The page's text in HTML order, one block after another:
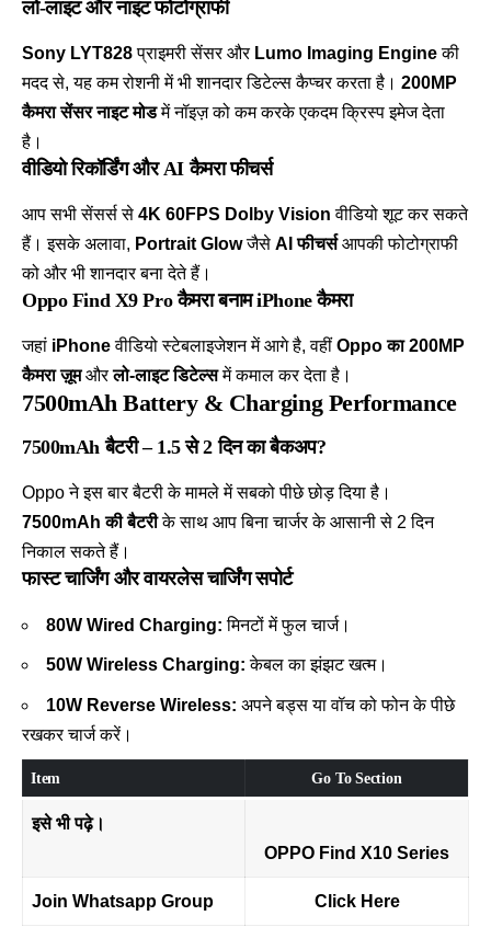
लो-लाइट और नाइट फोटोग्राफी
Sony LYT828प्राइमरी सेंसर और Lumo Imaging Engineकी
मदद से, यह कम रोशनी में भी शानदार डिटेल्स कैप्चर करता है। 200MP
कैमरा सेंसर नाइट मोडमें नॉइज़ को कम करके एकदम क्रिस्प इमेज देता
है।
वीडियो रिकॉर्डिंग और AI कैमरा फीचर्स
आप सभी सेंसर्स से 4K 60FPS Dolby Visionवीडियो शूट कर सकते
हैं। इसके अलावा, Portrait Glowजैसे AI फीचर्सआपकी फोटोग्राफी
को और भी शानदार बना देते हैं।
Oppo Find X9 Pro कैमरा बनाम iPhone कैमरा
जहां iPhoneवीडियो स्टेबलाइजेशन में आगे है, वहीं Oppo का 200MP
कैमरा ज़ूमऔरलो-लाइट डिटेल्समें कमाल कर देता है।
7500mAh Battery & Charging Performance
7500mAh बैटरी – 1.5 से 2 दिन का बैकअप?
Oppo ने इस बार बैटरी के मामले में सबको पीछे छोड़ दिया है।
7500mAh की बैटरीके साथ आप बिना चार्जर के आसानी से 2 दिन
निकाल सकते हैं।
फास्ट चार्जिंग और वायरलेस चार्जिंग सपोर्ट
80W Wired Charging: मिनटों में फुल चार्ज।
50W Wireless Charging: केबल का झंझट खत्म।
10W Reverse Wireless: अपने बड्स या वॉच को फोन के पीछे
रखकर चार्ज करें।
Item Go To Section
इसे भी पढ़े।
OPPO Find X10 Series
Join Whatsapp Group Click Here